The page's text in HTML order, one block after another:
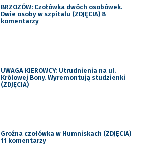
BRZOZÓW: Czołówka dwóch osobówek.
Dwie osoby w szpitalu (ZDJĘCIA) 8
komentarzy
UWAGA KIEROWCY: Utrudnienia na ul.
Królowej Bony. Wyremontują studzienki
(ZDJĘCIA)
Groźna czołówka w Humniskach (ZDJĘCIA)
11 komentarzy